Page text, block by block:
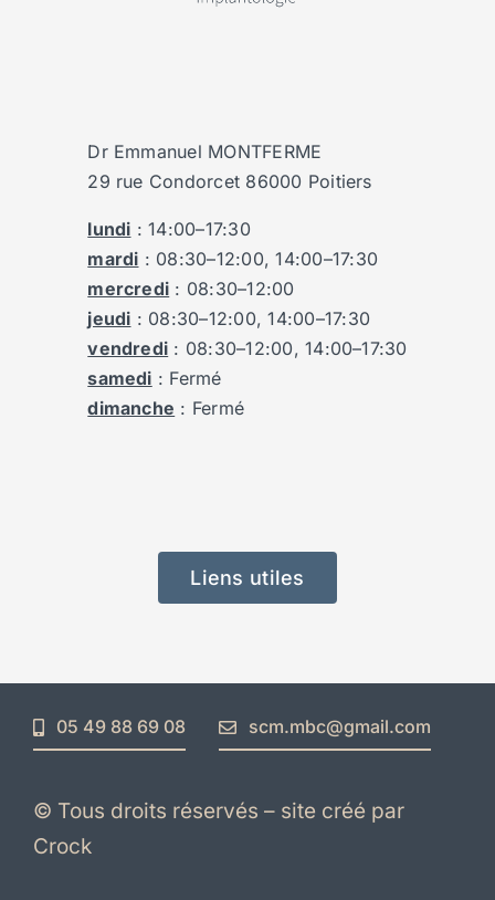
Dr Emmanuel MONTFERME
29 rue Condorcet 86000 Poitiers
lundi : 14:00–17:30
mardi : 08:30–12:00, 14:00–17:30
mercredi : 08:30–12:00
jeudi : 08:30–12:00, 14:00–17:30
vendredi : 08:30–12:00, 14:00–17:30
samedi : Fermé
dimanche : Fermé
Liens utiles
05 49 88 69 08 scm.mbc@gmail.com
© Tous droits réservés – site créé par
Crock